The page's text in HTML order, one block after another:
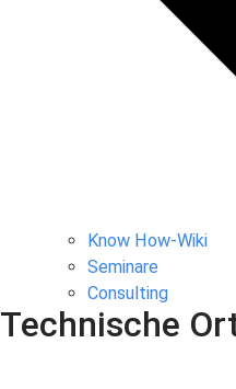
Know How-Wiki
Seminare
Consulting
Technische